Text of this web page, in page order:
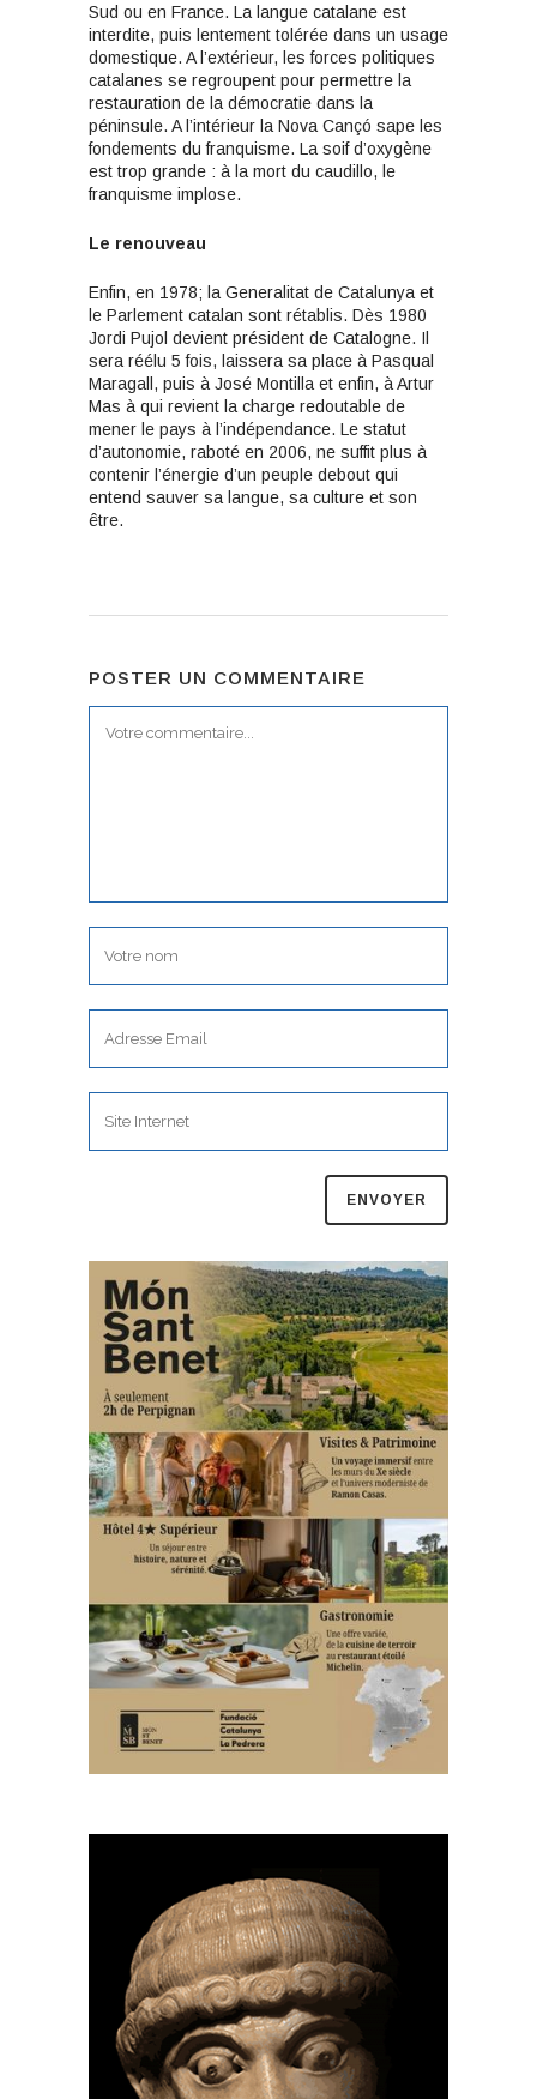
Sud ou en France. La langue catalane est
interdite, puis lentement tolérée dans un usage
domestique. A l’extérieur, les forces politiques
catalanes se regroupent pour permettre la
restauration de la démocratie dans la
péninsule. A l’intérieur la Nova Cançó sape les
fondements du franquisme. La soif d’oxygène
est trop grande : à la mort du caudillo, le
franquisme implose.
Le renouveau
Enfin, en 1978; la Generalitat de Catalunya et
le Parlement catalan sont rétablis. Dès 1980
Jordi Pujol devient président de Catalogne. Il
sera réélu 5 fois, laissera sa place à Pasqual
Maragall, puis à José Montilla et enfin, à Artur
Mas à qui revient la charge redoutable de
mener le pays à l’indépendance. Le statut
d’autonomie, raboté en 2006, ne suffit plus à
contenir l’énergie d’un peuple debout qui
entend sauver sa langue, sa culture et son
être.
POSTER UN COMMENTAIRE